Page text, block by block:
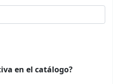
en el catálogo?